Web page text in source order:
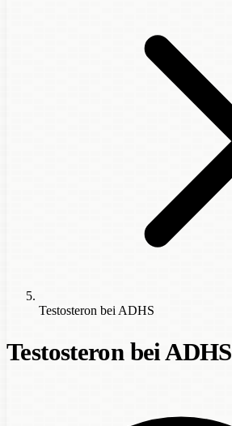
Testosteron bei ADHS
Testosteron bei ADHS